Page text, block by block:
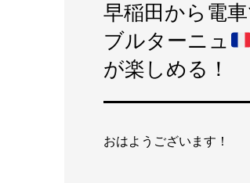
早稲田から電
ブルターニュ
が楽しめる！
おはようございます！